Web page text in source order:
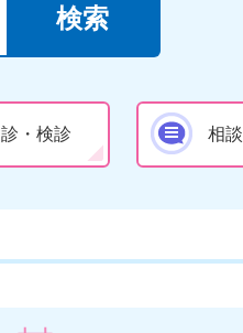
・検診 相談